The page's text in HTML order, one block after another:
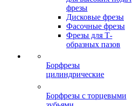
фрезы
Дисковые фрезы
Фасочные фрезы
Фрезы для Т-
образных пазов
Борфрезы
цилиндрические
Борфрезы с торцевыми